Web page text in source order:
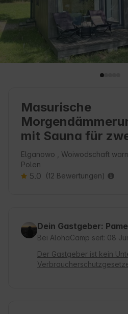
Masurische
mit Sauna für
Elganowo , Woiwodschaft
Polen
5.0 (12 Bewertungen)
Dein Gastgeber:
Bei AlohaCamp seit: 08
Der Gastgeber ist kein